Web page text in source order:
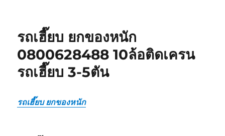
10ล้อ
รถเฮี๊ยบ ยกของหนัก
0800628488 10ล้อติดเครน
รถเฮี๊ยบ 3-5ตัน
รถเฮี๊ยบ ยกของหนัก